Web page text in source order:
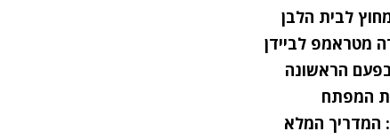
לבית הלבן
מטראמפ לביידן
בפעם הראשונה
המפתח
המדריך המלא